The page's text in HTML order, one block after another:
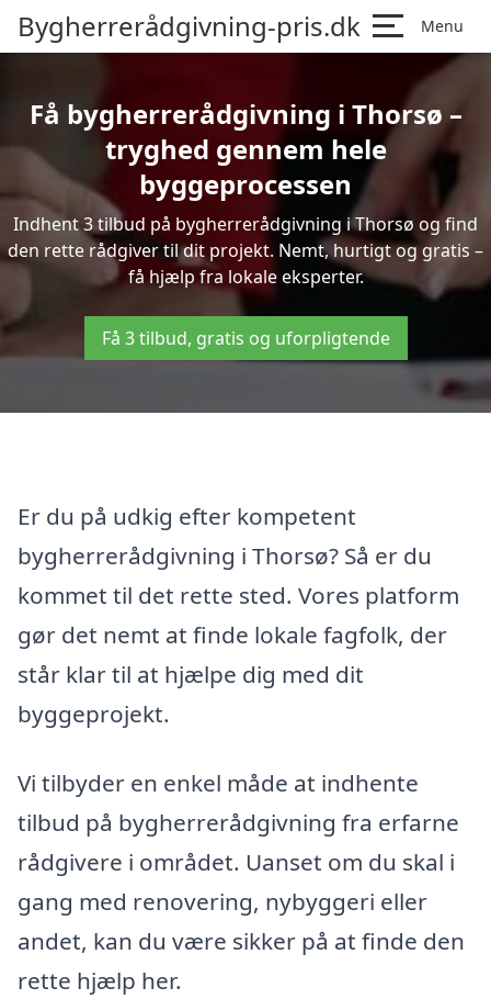
Bygherrerådgivning-pris.dk Menu
Få bygherrerådgivning i Thorsø –
tryghed gennem hele
byggeprocessen
Indhent 3 tilbud på bygherrerådgivning i Thorsø og find
den rette rådgiver til dit projekt. Nemt, hurtigt og gratis –
få hjælp fra lokale eksperter.
Få 3 tilbud, gratis og uforpligtende
Er du på udkig efter kompetent
bygherrerådgivning i Thorsø? Så er du
kommet til det rette sted. Vores platform
gør det nemt at finde lokale fagfolk, der
står klar til at hjælpe dig med dit
byggeprojekt.
Vi tilbyder en enkel måde at indhente
tilbud på bygherrerådgivning fra erfarne
rådgivere i området. Uanset om du skal i
gang med renovering, nybyggeri eller
andet, kan du være sikker på at finde den
rette hjælp her.